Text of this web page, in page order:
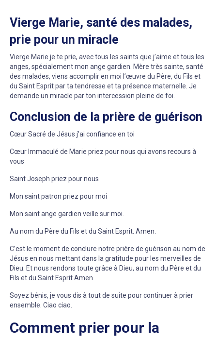
Vierge Marie, santé des malades,
prie pour un miracle
Vierge Marie je te prie, avec tous les saints que j’aime et tous les
anges, spécialement mon ange gardien. Mère très sainte, santé
des malades, viens accomplir en moi l’œuvre du Père, du Fils et
du Saint Esprit par ta tendresse et ta présence maternelle. Je
demande un miracle par ton intercession pleine de foi.
Conclusion de la prière de guérison
Cœur Sacré de Jésus j’ai confiance en toi
Cœur Immaculé de Marie priez pour nous qui avons recours à
vous
Saint Joseph priez pour nous
Mon saint patron priez pour moi
Mon saint ange gardien veille sur moi.
Au nom du Père du Fils et du Saint Esprit. Amen.
C’est le moment de conclure notre prière de guérison au nom de
Jésus en nous mettant dans la gratitude pour les merveilles de
Dieu. Et nous rendons toute grâce à Dieu, au nom du Père et du
Fils et du Saint Esprit Amen.
Soyez bénis, je vous dis à tout de suite pour continuer à prier
ensemble. Ciao ciao.
Comment prier pour la